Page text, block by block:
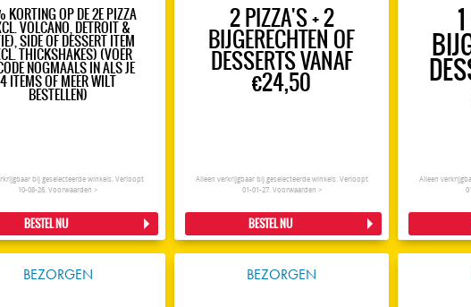
OP DE 2E PIZZA
VOLCANO, DETROIT &
SIDE OF DESSERT ITEM
THICKSHAKES) (VOER
NOGMAALS IN ALS JE
4 ITEMS OF MEER WILT
BESTELLEN)
bij geselecteerde winkels. Verloopt
10-08-26.Voorwaarden >
BESTEL NU
2 PIZZA'S + 2
BIJGERECHTEN OF
DESSERTS VANAF
€24,50
Alleen verkrijgbaar bij geselecteerde winkels. Verloopt
01-01-27. Voorwaarden >
BESTEL NU
Alleen
BEZORGEN BEZORGEN